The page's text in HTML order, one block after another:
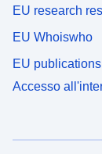
EU research
EU Whoiswho
EU publications
Accesso